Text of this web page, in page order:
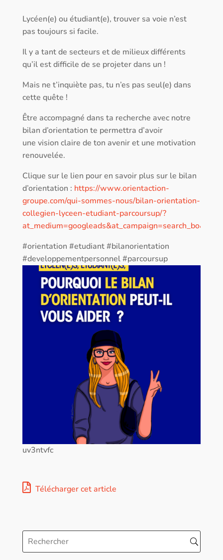
Lycéen(e) ou étudiant(e), trouver sa voie n’est
pas toujours si facile.
Il y a tant de secteurs et de milieux différents
qu’il est difficile de se projeter dans un !
Mais ne t’inquiète pas, tu n’es pas seul(e) dans
cette quête !
Être accompagné dans ta recherche avec notre
bilan d’orientation te permettra d’avoir
une vision claire de ton avenir et une motivation
renouvelée.
Clique sur le lien pour en savoir plus sur le bilan
d’orientation : https://www.orientaction-
groupe.com/qui-sommes-nous/bilan-orientation-
collegien-lyceen-etudiant-parcoursup/?
#orientation #etudiant #bilanorientation
#developpementpersonnel #parcoursup
uv3ntvfc
Télécharger cet article